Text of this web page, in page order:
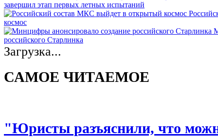
завершил этап первых летных испытаний
космос
российского Старлинка
Загрузка...
САМОЕ ЧИТАЕМОЕ
"Юристы разъяснили, что